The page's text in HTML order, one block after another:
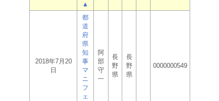
▲
2018年7月20
日
都
道
府
県
知
事
マ
ニ
フ
ェ
阿
部
守
一
長
野
県
長
野
県
0000000549